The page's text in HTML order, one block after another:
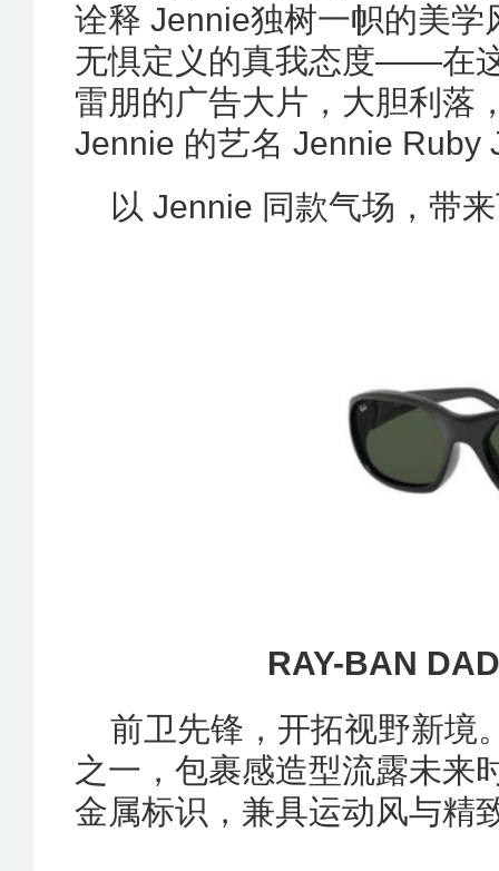
诠释 Jennie独树一帜的美
无惧定义的真我态度——在
雷朋的广告大片，大胆利落
Jennie 的艺名 Jennie Ruby
以 Jennie 同款气场，带
RAY-BAN
前卫先锋，开拓视野新境
之一，包裹感造型流露未来
金属标识，兼具运动风与精